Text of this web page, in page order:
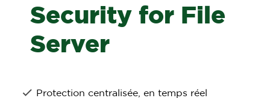
Security for File
Server
Protection centralisée, en temps réel